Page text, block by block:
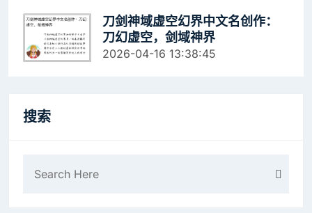
刀剑神域虚空幻界中文名创作：
刀幻虚空，剑域神界
2026-04-16 13:38:45
搜索